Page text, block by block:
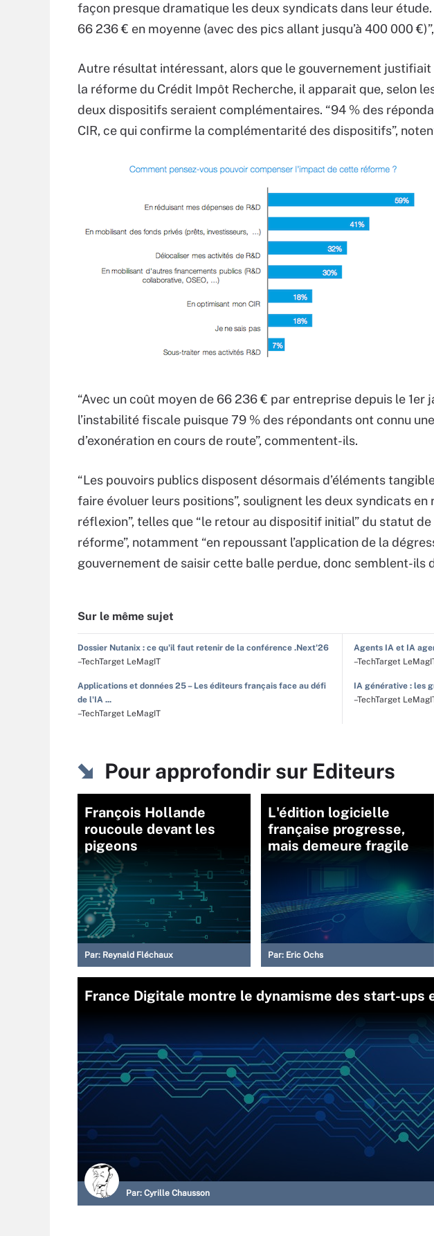
façon presque dramatique les deux syndicats dans leur
66 236 € en moyenne (avec des pics allant jusqu’à 400 000
Autre résultat intéressant, alors que le gouvernement
la réforme du Crédit Impôt Recherche, il apparait que, selon
deux dispositifs seraient complémentaires. “94 % des
CIR, ce qui confirme la complémentarité des dispositifs”,
“Avec un coût moyen de 66 236 € par entreprise depuis le 1er
l’instabilité fiscale puisque 79 % des répondants ont connu
d’exonération en cours de route”, commentent-ils.
“Les pouvoirs publics disposent désormais d’éléments
faire évoluer leurs positions”, soulignent les deux syndicats
réflexion”, telles que “le retour au dispositif initial” du statut de
réforme”, notamment “en repoussant l’application de la
gouvernement de saisir cette balle perdue, donc semblent-ils
Sur le même sujet
Dossier Nutanix : ce qu'il faut retenir de la conférence .Next'26
–TechTarget LeMagIT
Agents IA et IA
–TechTarget
Applications et données 25 – Les éditeurs français face au défi
de l'IA ...
–TechTarget LeMagIT
IA générative : les
–TechTarget
Pour approfondir sur Editeurs
François Hollande
roucoule devant les
pigeons
Par: Reynald Fléchaux
L'édition logicielle
française progresse,
mais demeure fragile
Par: Eric Ochs
France Digitale montre le dynamisme des start-ups
Par: Cyrille Chausson